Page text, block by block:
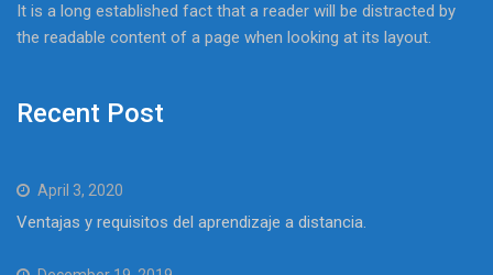
It is a long established fact that a reader will be distracted by
the readable content of a page when looking at its layout.
Recent Post
April 3, 2020
Ventajas y requisitos del aprendizaje a distancia.